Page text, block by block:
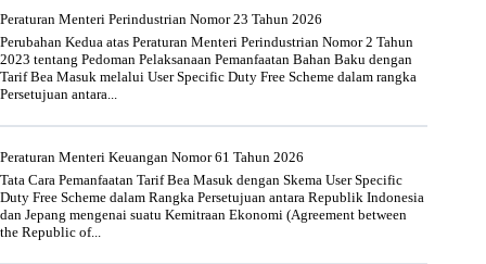
Peraturan Menteri Perindustrian Nomor 23 Tahun 2026
Perubahan Kedua atas Peraturan Menteri Perindustrian Nomor 2 Tahun
2023 tentang Pedoman Pelaksanaan Pemanfaatan Bahan Baku dengan
Tarif Bea Masuk melalui User Specific Duty Free Scheme dalam rangka
Persetujuan antara...
Peraturan Menteri Keuangan Nomor 61 Tahun 2026
Tata Cara Pemanfaatan Tarif Bea Masuk dengan Skema User Specific
Duty Free Scheme dalam Rangka Persetujuan antara Republik Indonesia
dan Jepang mengenai suatu Kemitraan Ekonomi (Agreement between
the Republic of...